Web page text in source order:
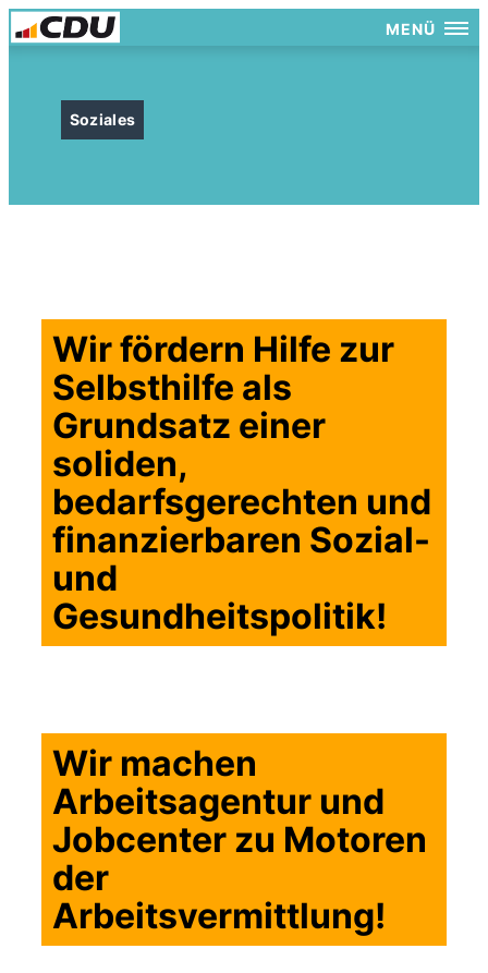
MENÜ
Soziales
Wir fördern Hilfe zur
Selbsthilfe als
Grundsatz einer
soliden,
bedarfsgerechten und
finanzierbaren Sozial-
und
Gesundheitspolitik!
Wir machen
Arbeitsagentur und
Jobcenter zu Motoren
der
Arbeitsvermittlung!